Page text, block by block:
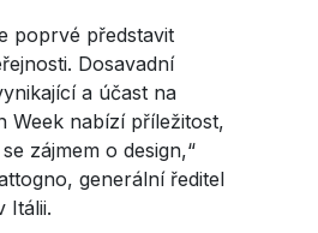
poprvé představit
Dosavadní
a účast na
Week nabízí příležitost,
zájmem o design,“
generální ředitel
Itálii.